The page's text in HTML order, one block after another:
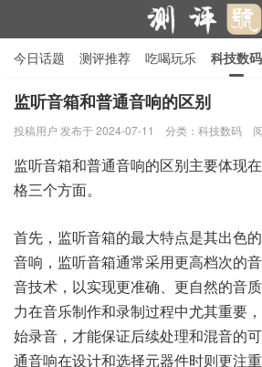
今日话题 测评推荐 吃喝玩乐 科技数码
行业产品 在线投稿 隐私政策
监听音箱和普通音响的区别
投稿用户 发布于 2024-07-11 分类： 科技数码
监听音箱和普通音响的区别主要体现
格三个方面。
首先，监听音箱的最大特点是其出色
音响，监听音箱通常采用更高档次的
音技术，以实现更准确、更自然的音
力在音乐制作和录制过程中尤其重要
始录音，才能保证后续处理和混音的
通音响在设计和选择元器件时则更注